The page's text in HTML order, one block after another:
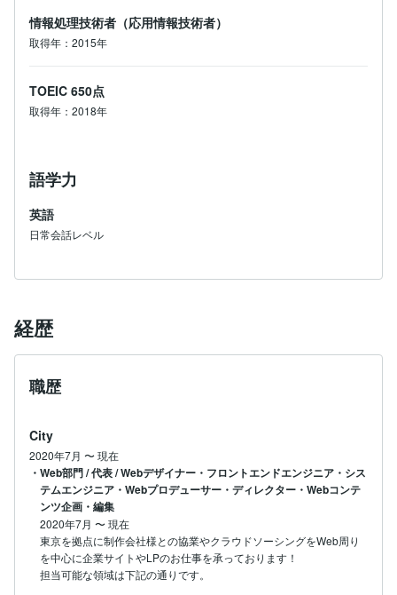
情報処理技術者（応用情報技術者）
取得年：2015年
TOEIC 650点
取得年：2018年
語学力
英語
日常会話レベル
経歴
職歴
City
2020年7月 〜現在
・Web部門 / 代表 / Webデザイナー・フロントエンドエンジニア・シス
テムエンジニア・Webプロデューサー・ディレクター・Webコンテ
ンツ企画・編集
2020年7月 〜現在
東京を拠点に制作会社様との協業やクラウドソーシングをWeb周り
を中心に企業サイトやLPのお仕事を承っております！
担当可能な領域は下記の通りです。